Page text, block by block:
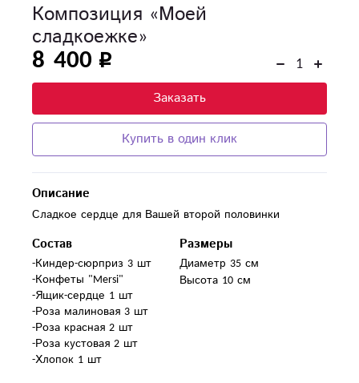
Композиция «Моей
сладкоежке»
8 400
Заказать
Купить в один клик
Описание
Сладкое сердце для Вашей второй половинки
Состав
-Киндер-сюрприз 3 шт
-Конфеты "Mersi"
-Ящик-сердце 1 шт
-Роза малиновая 3 шт
-Роза красная 2 шт
-Роза кустовая 2 шт
-Хлопок 1 шт
Размеры
Диаметр 35 см
Высота 10 см